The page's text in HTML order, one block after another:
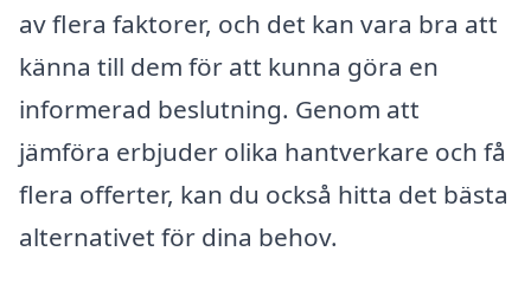
av flera faktorer, och det kan vara bra att
känna till dem för att kunna göra en
informerad beslutning. Genom att
jämföra erbjuder olika hantverkare och få
flera offerter, kan du också hitta det bästa
alternativet för dina behov.